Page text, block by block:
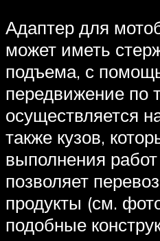
Адаптер для
может иметь
подъема, с
передвижение по
осуществляется
также кузов,
выполнения
позволяет
продукты (см.
подобные